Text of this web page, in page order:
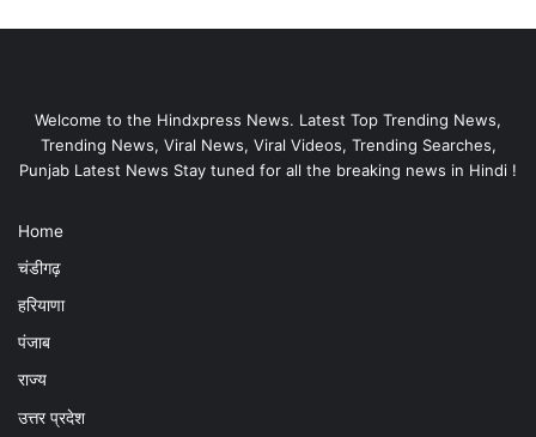
Welcome to the Hindxpress News. Latest Top Trending News,
Trending News, Viral News, Viral Videos, Trending Searches,
Punjab Latest News Stay tuned for all the breaking news in Hindi !
Home
चंडीगढ़
हरियाणा
पंजाब
राज्य
उत्तर प्रदेश